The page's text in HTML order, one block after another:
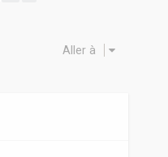
Aller à